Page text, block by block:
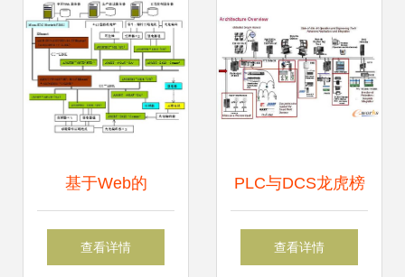
同应用及弱电系统
整合
浪潮
基于Web的
SCADA系统在弱电
查看详情
PLC与DCS龙虎榜
霍尼韦尔机电控制
查看详情